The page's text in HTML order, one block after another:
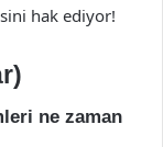
hak ediyor!
ne zaman